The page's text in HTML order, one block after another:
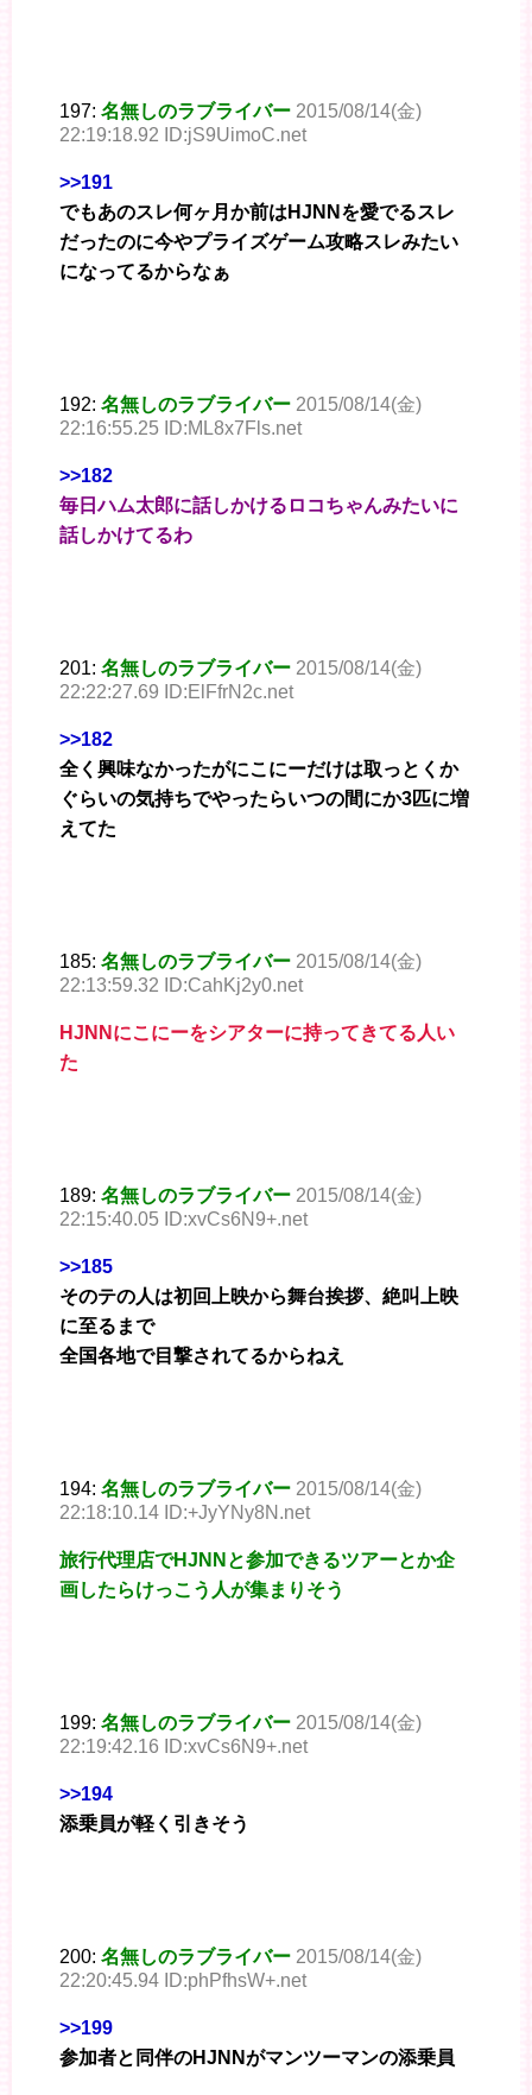
197: 名無しのラブライバー 2015/08/14(金)
22:19:18.92 ID:jS9UimoC.net
>>191
でもあのスレ何ヶ月か前はHJNNを愛でるスレ
だったのに今やプライズゲーム攻略スレみたい
になってるからなぁ
192: 名無しのラブライバー 2015/08/14(金)
22:16:55.25 ID:ML8x7Fls.net
>>182
毎日ハム太郎に話しかけるロコちゃんみたいに
話しかけてるわ
201: 名無しのラブライバー 2015/08/14(金)
22:22:27.69 ID:ElFfrN2c.net
>>182
全く興味なかったがにこにーだけは取っとくか
ぐらいの気持ちでやったらいつの間にか3匹に増
えてた
185: 名無しのラブライバー 2015/08/14(金)
22:13:59.32 ID:CahKj2y0.net
HJNNにこにーをシアターに持ってきてる人い
た
189: 名無しのラブライバー 2015/08/14(金)
22:15:40.05 ID:xvCs6N9+.net
>>185
そのテの人は初回上映から舞台挨拶、絶叫上映
に至るまで
全国各地で目撃されてるからねえ
194: 名無しのラブライバー 2015/08/14(金)
22:18:10.14 ID:+JyYNy8N.net
旅行代理店でHJNNと参加できるツアーとか企
画したらけっこう人が集まりそう
199: 名無しのラブライバー 2015/08/14(金)
22:19:42.16 ID:xvCs6N9+.net
>>194
添乗員が軽く引きそう
200: 名無しのラブライバー 2015/08/14(金)
22:20:45.94 ID:phPfhsW+.net
>>199
参加者と同伴のHJNNがマンツーマンの添乗員